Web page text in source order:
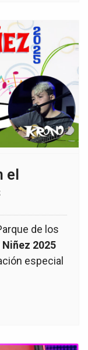
el
de los
Niñez 2025
especial